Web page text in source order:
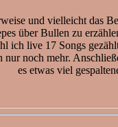
und vielleicht das
über Bullen zu
ich live 17 Songs
nur noch mehr.
es etwas viel